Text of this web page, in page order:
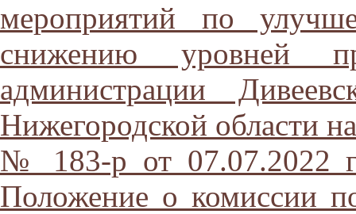
мероприятий по
снижению уровней
администрации
Нижегородской области
№ 183-р от 07.07.2022
Положение о комиссии